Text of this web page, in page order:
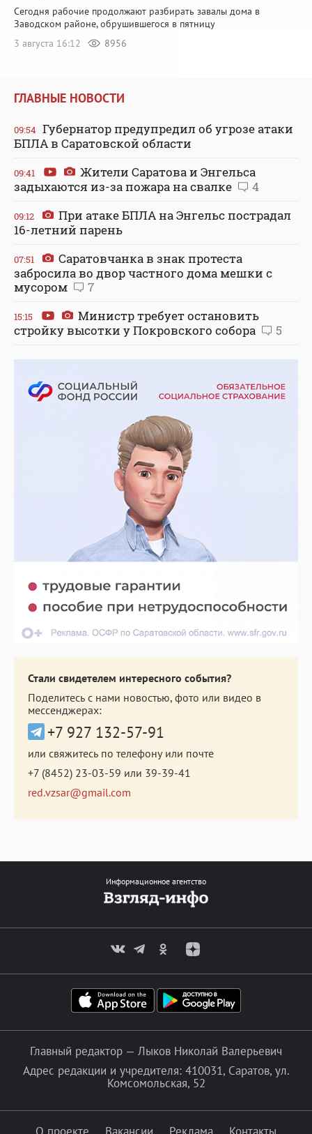
Сегодня рабочие продолжают разбирать завалы дома в
Заводском районе, обрушившегося в пятницу
3 августа 16:12
8956
ГЛАВНЫЕ НОВОСТИ
09:54 Губернатор предупредил об угрозе атаки
БПЛА в Саратовской области
09:41
Жители Саратова и Энгельса
задыхаются из-за пожара на свалке
4
09:12
При атаке БПЛА на Энгельс пострадал
16-летний парень
07:51
Саратовчанка в знак протеста
забросила во двор частного дома мешки с
мусором
7
15:15
Министр требует остановить
стройку высотки у Покровского собора
5
Стали свидетелем интересного события?
Поделитесь с нами новостью, фото или видео в
мессенджерах:
+7 927 132-57-91
или свяжитесь по телефону или почте
+7 (8452) 23-03-59 или 39-39-41
red.vzsar@gmail.com
Информационное агентство
Главный редактор — Лыков Николай Валерьевич
Адрес редакции и учредителя: 410031, Саратов, ул.
Комсомольская, 52